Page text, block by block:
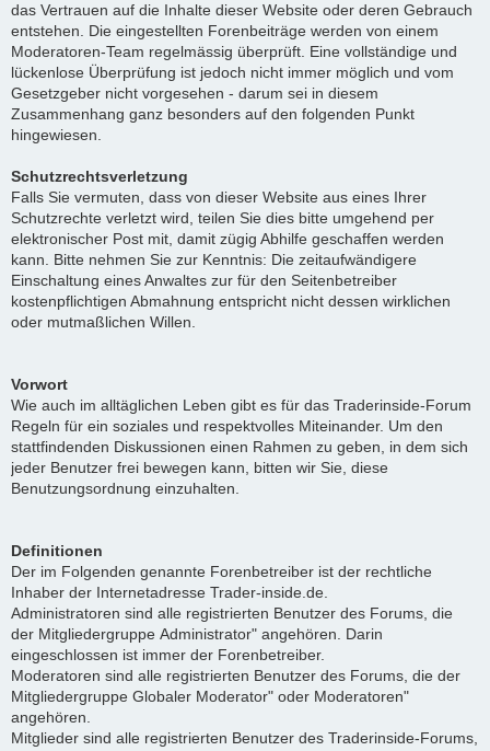
das Vertrauen auf die Inhalte dieser Website oder deren Gebrauch
entstehen. Die eingestellten Forenbeiträge werden von einem
Moderatoren-Team regelmässig überprüft. Eine vollständige und
lückenlose Überprüfung ist jedoch nicht immer möglich und vom
Gesetzgeber nicht vorgesehen - darum sei in diesem
Zusammenhang ganz besonders auf den folgenden Punkt
hingewiesen.
Schutzrechtsverletzung
Falls Sie vermuten, dass von dieser Website aus eines Ihrer
Schutzrechte verletzt wird, teilen Sie dies bitte umgehend per
elektronischer Post mit, damit zügig Abhilfe geschaffen werden
kann. Bitte nehmen Sie zur Kenntnis: Die zeitaufwändigere
Einschaltung eines Anwaltes zur für den Seitenbetreiber
kostenpflichtigen Abmahnung entspricht nicht dessen wirklichen
oder mutmaßlichen Willen.
Vorwort
Wie auch im alltäglichen Leben gibt es für das Traderinside-Forum
Regeln für ein soziales und respektvolles Miteinander. Um den
stattfindenden Diskussionen einen Rahmen zu geben, in dem sich
jeder Benutzer frei bewegen kann, bitten wir Sie, diese
Benutzungsordnung einzuhalten.
Definitionen
Der im Folgenden genannte Forenbetreiber ist der rechtliche
Inhaber der Internetadresse Trader-inside.de.
Administratoren sind alle registrierten Benutzer des Forums, die
der Mitgliedergruppe Administrator" angehören. Darin
eingeschlossen ist immer der Forenbetreiber.
Moderatoren sind alle registrierten Benutzer des Forums, die der
Mitgliedergruppe Globaler Moderator" oder Moderatoren"
angehören.
Mitglieder sind alle registrierten Benutzer des Traderinside-Forums,